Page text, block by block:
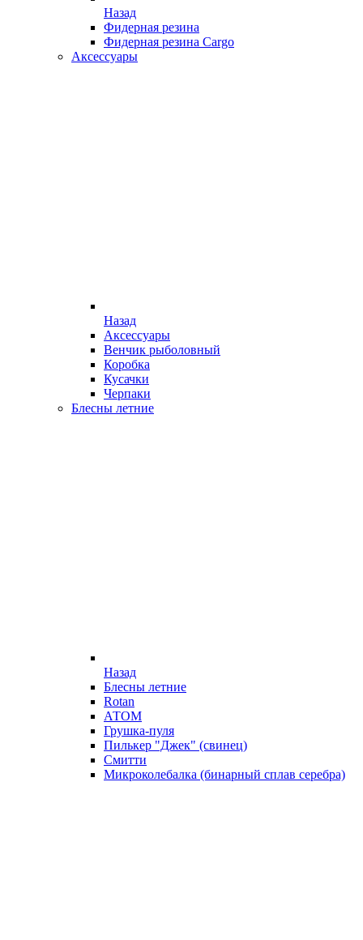
Назад
Фидерная резина
Фидерная резина Cargo
Аксессуары
Назад
Аксессуары
Венчик рыболовный
Коробка
Кусачки
Черпаки
Блесны летние
Назад
Блесны летние
Rotan
АТОМ
Грушка-пуля
Пилькер "Джек" (свинец)
Смитти
Микроколебалка (бинарный сплав серебра)